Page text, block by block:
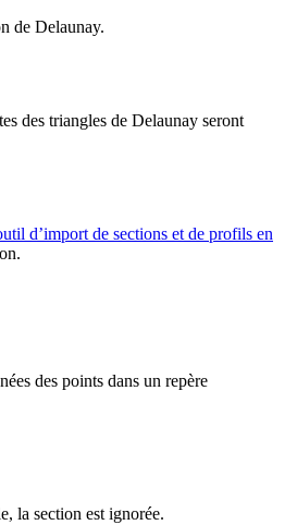
de Delaunay.
des triangles de Delaunay seront
d’import de sections et de profils en
des points dans un repère
la section est ignorée.